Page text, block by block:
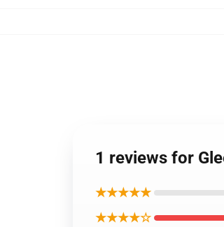
1 reviews for
★★★★★
★★★★☆